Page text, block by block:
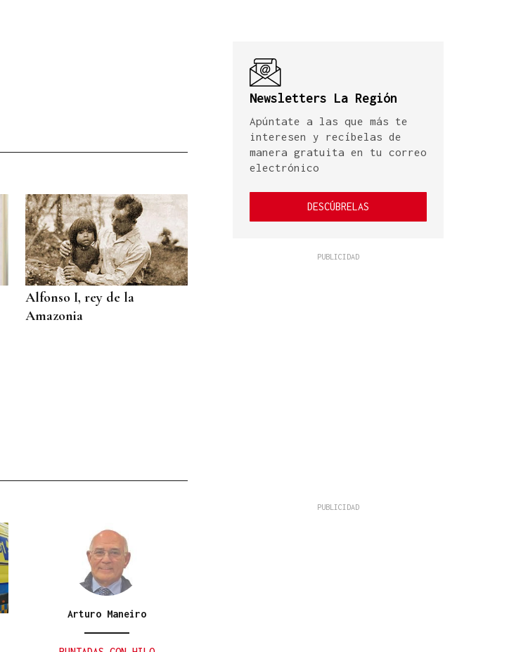
Alfonso I, rey de la
Amazonia
Arturo Maneiro
Newsletters La Región
Apúntate a las que más te
interesen y recíbelas de
manera gratuita en tu correo
electrónico
DESCÚBRELAS